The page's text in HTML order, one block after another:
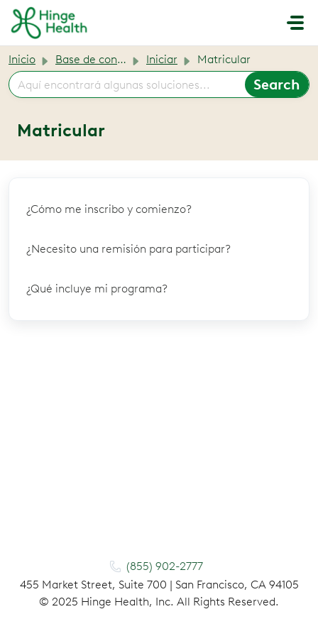
Saltar al contenido principal
Inicio Base de conocimientos Iniciar Matricular
Matricular
¿Cómo me inscribo y comienzo?
¿Necesito una remisión para participar?
¿Qué incluye mi programa?
(855) 902-2777
455 Market Street, Suite 700 | San Francisco, CA 94105
© 2025 Hinge Health, Inc. All Rights Reserved.